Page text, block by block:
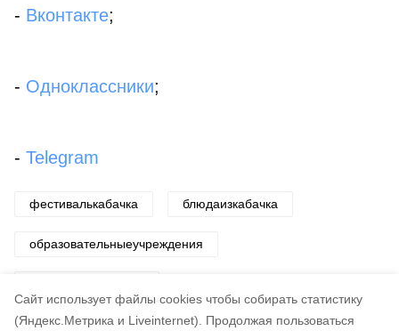
Cайт использует файлы cookies чтобы собирать статистику
(Яндекс.Метрика и Liveinternet).
Продолжая пользоваться
- Вконтакте;
- Одноклассники;
- Telegram
фестивалькабачка блюдаизкабачка
образовательныеучреждения